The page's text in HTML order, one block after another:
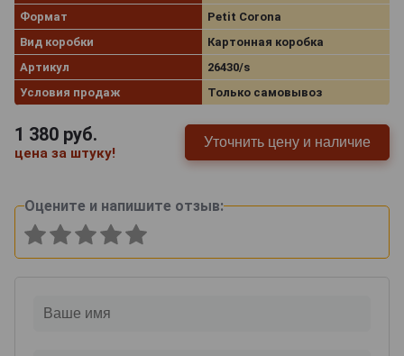
Формат
Petit Corona
Вид коробки
Картонная коробка
Артикул
26430/s
Условия продаж
Только самовывоз
1 380 руб.
цена за штуку!
Уточнить цену и наличие
Оцените и напишите отзыв: